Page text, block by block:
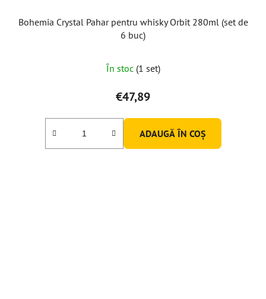
Bohemia Crystal Pahar pentru whisky Orbit 280ml (set de
6 buc)
În stoc (1 set)
€47,89
ADAUGĂ ÎN COŞ